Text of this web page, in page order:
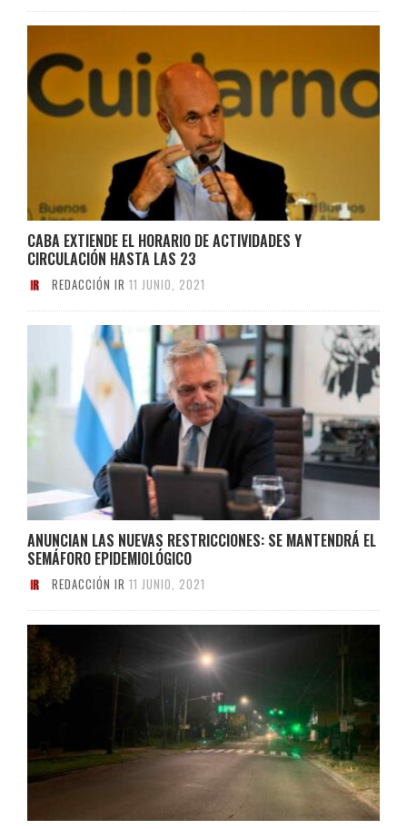
CABA EXTIENDE EL HORARIO DE ACTIVIDADES Y
CIRCULACIÓN HASTA LAS 23
REDACCIÓN IR 11 JUNIO, 2021
ANUNCIAN LAS NUEVAS RESTRICCIONES: SE MANTENDRÁ EL
SEMÁFORO EPIDEMIOLÓGICO
REDACCIÓN IR 11 JUNIO, 2021